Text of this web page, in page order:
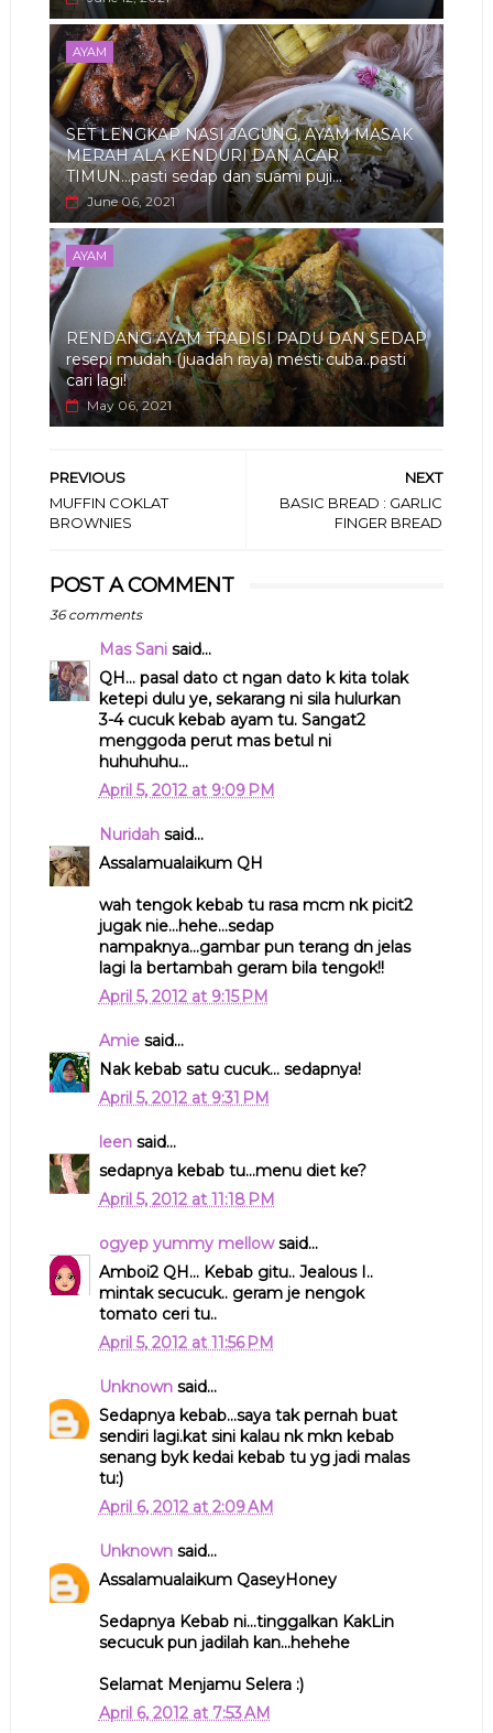
AYAM
SET LENGKAP NASI JAGUNG, AYAM MASAK
MERAH ALA KENDURI DAN ACAR
TIMUN...pasti sedap dan suami puji...
June 06, 2021
AYAM
RENDANG AYAM TRADISI PADU DAN SEDAP
resepi mudah (juadah raya) mesti cuba..pasti
cari lagi!
May 06, 2021
NEXT
BASIC BREAD : GARLIC
FINGER BREAD
PREVIOUS
MUFFIN COKLAT
BROWNIES
POST A COMMENT
36 comments
Mas Sanisaid...
QH... pasal dato ct ngan dato k kita tolak
ketepi dulu ye, sekarang ni sila hulurkan
3-4 cucuk kebab ayam tu. Sangat2
menggoda perut mas betul ni
huhuhuhu...
April 5, 2012 at 9:09 PM
Nuridahsaid...
Assalamualaikum QH
wah tengok kebab tu rasa mcm nk picit2
jugak nie...hehe...sedap
nampaknya...gambar pun terang dn jelas
lagi la bertambah geram bila tengok!!
April 5, 2012 at 9:15 PM
Amiesaid...
Nak kebab satu cucuk... sedapnya!
April 5, 2012 at 9:31 PM
leensaid...
sedapnya kebab tu...menu diet ke?
April 5, 2012 at 11:18 PM
ogyep yummy mellowsaid...
Amboi2 QH... Kebab gitu.. Jealous I..
mintak secucuk.. geram je nengok
tomato ceri tu..
April 5, 2012 at 11:56 PM
Unknownsaid...
Sedapnya kebab...saya tak pernah buat
sendiri lagi.kat sini kalau nk mkn kebab
senang byk kedai kebab tu yg jadi malas
tu:)
April 6, 2012 at 2:09 AM
Unknownsaid...
Assalamualaikum QaseyHoney
Sedapnya Kebab ni...tinggalkan KakLin
secucuk pun jadilah kan...hehehe
Selamat Menjamu Selera :)
April 6, 2012 at 7:53 AM